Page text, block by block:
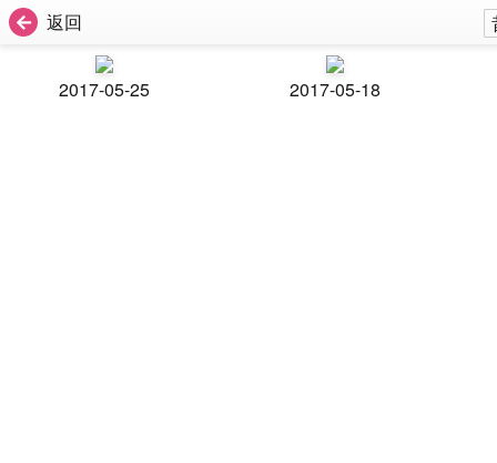
返回
2017-05-25 2017-05-18